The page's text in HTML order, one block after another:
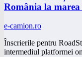
România la
e-camion.ro
Înscrierile pentru
intermediul platformei